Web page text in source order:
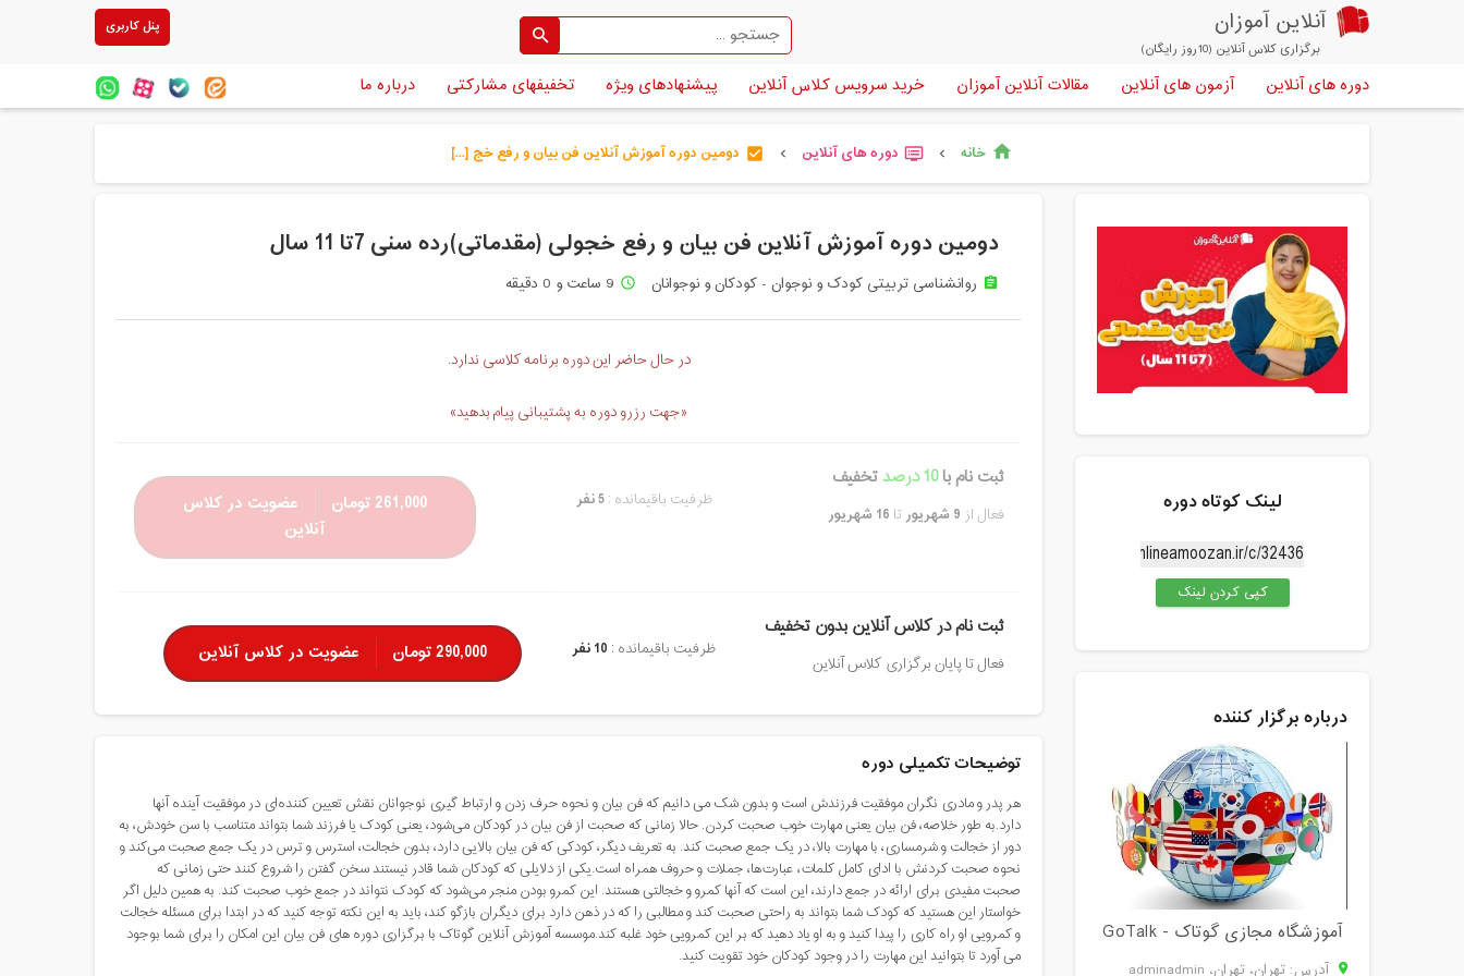
آنلاین آموزان
برگزاری کلاس آنلاین (10روز رایگان)
پنل کاربری
دوره های آنلاین آزمون های آنلاین مقالات آنلاین آموزان خرید سرویس کلاس آنلاین پیشنهادهای ویژه تخفیفهای مشارکتی درباره ما
home خانه chevron_left
dvr دوره های آنلاین chevron_left
check_box دومین دوره آموزش آنلاین فن بیان و رفع خج [...]
دومین دوره آموزش آنلاین فن بیان و رفع خجولی (مقدماتی)رده سنی 7تا 11 سال
assignment روانشناسی تربیتی کودک و نوجوان - کودکان و نوجوانان access_time 9 ساعت و 0 دقیقه
در حال حاضر این دوره برنامه کلاسی ندارد.
«جهت رزرو دوره به پشتیبانی پیام بدهید»
ثبت نام با10 درصد تخفیف
فعال از 9 شهریور تا 16 شهریور
ظرفیت باقیمانده :5 نفر 261,000 تومان
عضویت در کلاس
آنلاین
ثبت نام در کلاس آنلاین بدون تخفیف
فعال تا پایان برگزاری کلاس آنلاین
ظرفیت باقیمانده : 10 نفر 290,000 تومان عضویت در کلاس آنلاین
توضیحات تکمیلی دوره
هر پدر و مادری نگران موفقیت فرزندش است و بدون شک می دانیم که فن بیان و نحوه حرف زدن و ارتباط گیری نوجوانان نقش تعیین کننده‌ای در موفقیت آینده آنها
دارد.به طور خلاصه، فن بیان یعنی مهارت خوب صحبت کردن. حالا زمانی که صحبت از فن بیان در کودکان می‌شود، یعنی کودک یا فرزند شما بتواند متناسب با سن خودش، به
دور از خجالت و شرمساری، با مهارت بالا، در یک جمع صحبت کند. به تعریف دیگر، کودکی که فن بیان بالایی دارد، بدون خجالت، استرس و ترس در یک جمع صحبت می‌کند و
نحوه صحبت کردنش با ادای کامل کلمات، عبارت‌ها، جملات و حروف همراه است.یکی از دلایلی که کودکان شما قادر نیستند سخن گفتن را شروع کنند حتی زمانی که
صحبت مفیدی برای ارائه در جمع دارند، این است که آنها کمرو و خجالتی هستند. این کمرو بودن منجر می‌شود که کودک نتواند در جمع خوب صحبت کند. به همین دلیل اگر
خواستار این هستید که کودک شما بتواند به راحتی صحبت کند و مطالبی را که در ذهن دارد برای دیگران بازگو کند، باید به این نکته توجه کنید که در ابتدا برای مسئله خجالت
و کمرویی او راه کاری را پیدا کنید و به او یاد دهید که بر این کمرویی خود غلبه کند.موسسه آموزش آنلاین گوتاک با برگزاری دوره های فن بیان این امکان را برای شما بوجود
می آورد تا بتوانید این مهارت را در وجود کودکان خود تقویت کنید.
لینک کوتاه دوره
کپی کردن لینک
درباره برگزار کننده
آموزشگاه مجازی گوتاک - GoTalk
آدرس: تهران، تهران، adminadmin